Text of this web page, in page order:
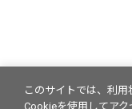
このサイトでは、利用
Cookieを使用してア